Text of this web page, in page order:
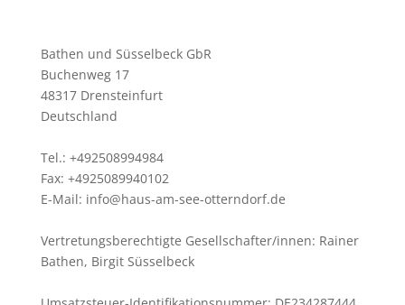
Bathen und Süsselbeck GbR
Buchenweg 17
48317 Drensteinfurt
Deutschland
Tel.: +492508994984
Fax: +4925089940102
E-Mail: info@haus-am-see-otterndorf.de
Vertretungsberechtigte Gesellschafter/innen: Rainer
Bathen, Birgit Süsselbeck